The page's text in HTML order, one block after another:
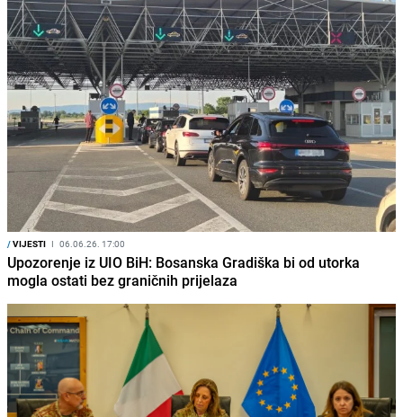
/VIJESTI I 06.06.26. 17:00
Upozorenje iz UIO BiH: Bosanska Gradiška bi od utorka
mogla ostati bez graničnih prijelaza